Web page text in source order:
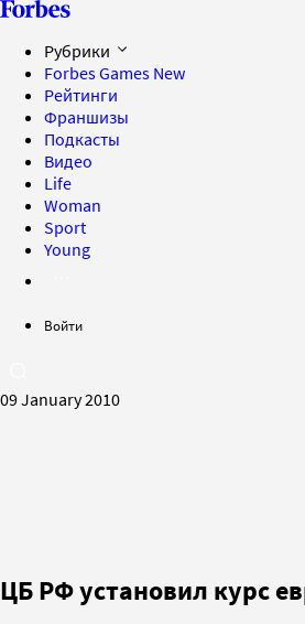
Рубрики
Forbes Games New
Рейтинги
Франшизы
Подкасты
Видео
Life
Woman
Sport
Young
Войти
09 January 2010
ЦБ РФ установил курс